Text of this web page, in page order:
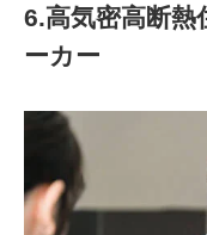
6.高気密高断熱
ーカー